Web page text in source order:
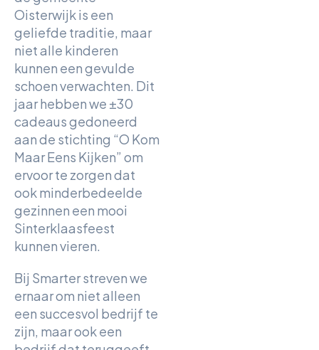
Oisterwijk is een
geliefde traditie, maar
niet alle kinderen
kunnen een gevulde
schoen verwachten. Dit
jaar hebben we ±30
cadeaus gedoneerd
aan de stichting “O Kom
Maar Eens Kijken” om
ervoor te zorgen dat
ook minderbedeelde
gezinnen een mooi
Sinterklaasfeest
kunnen vieren.
Bij Smarter streven we
ernaar om niet alleen
een succesvol bedrijf te
zijn, maar ook een